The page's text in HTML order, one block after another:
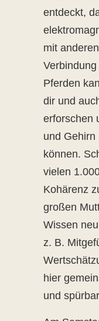
entdeckt,
mit
Pferden
dir und
erforschen
und Gehirn
können.
vielen
Kohärenz
großen
Wissen
z. B.
hier
und